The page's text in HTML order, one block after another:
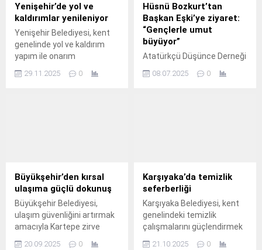
Yenişehir’de yol ve
kaldırımlar yenileniyor
Yenişehir Belediyesi, kent
genelinde yol ve kaldırım
yapım ile onarım
sürdürüyor.
29.11.2025 0
Hüsnü Bozkurt’tan
Başkan Eşki’ye ziyaret:
“Gençlerle umut
büyüyor”
Atatürkçü Düşünce Derneği
Bozkurt, İzmir
08.07.2025 0
Büyükşehir’den kırsal
ulaşıma güçlü dokunuş
Büyükşehir Belediyesi,
ulaşım güvenliğini artırmak
amacıyla Kartepe zirve
20.09.2025 0
Karşıyaka’da temizlik
seferberliği
Karşıyaka Belediyesi, kent
genelindeki temizlik
çalışmalarını güçlendirmek
21.10.2025 0